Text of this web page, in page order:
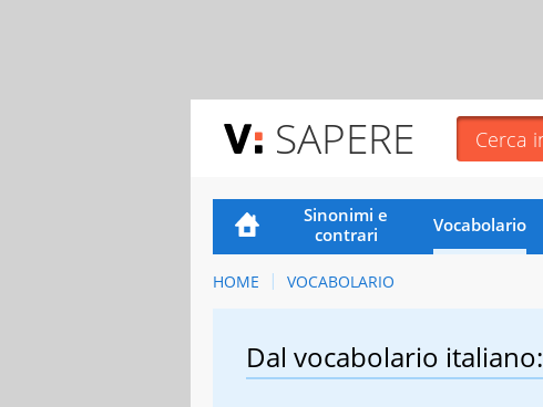
SAPERE
Sinonimi e
contrari
Vocabolario
HOME VOCABOLARIO
Dal vocabolario italiano: